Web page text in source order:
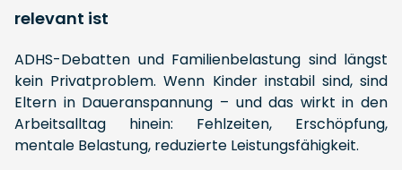
relevant ist
ADHS-Debatten und Familienbelastung sind längst
kein Privatproblem. Wenn Kinder instabil sind, sind
Eltern in Daueranspannung – und das wirkt in den
Arbeitsalltag hinein: Fehlzeiten, Erschöpfung,
mentale Belastung, reduzierte Leistungsfähigkeit.